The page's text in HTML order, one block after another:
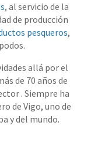
, al servicio de la
de producción
pesqueros,
allá por el
de 70 años de
. Siempre ha
de Vigo, uno de
y del mundo.